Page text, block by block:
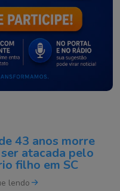
43 anos morre
atacada pelo
filho em SC
lendo